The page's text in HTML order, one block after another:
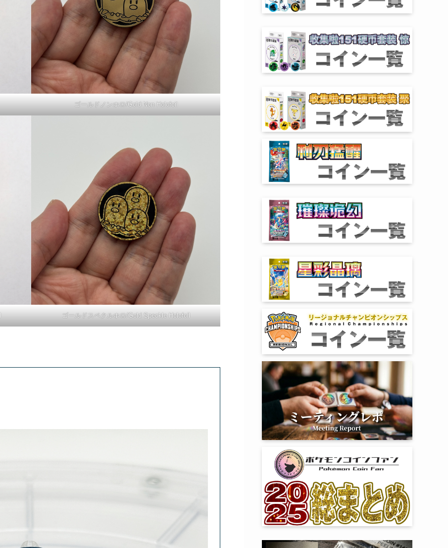
ゴールドノンホロ/Gold Non Holofoil
ゴールドスペクルホロ/Gold Speckle Holofoil